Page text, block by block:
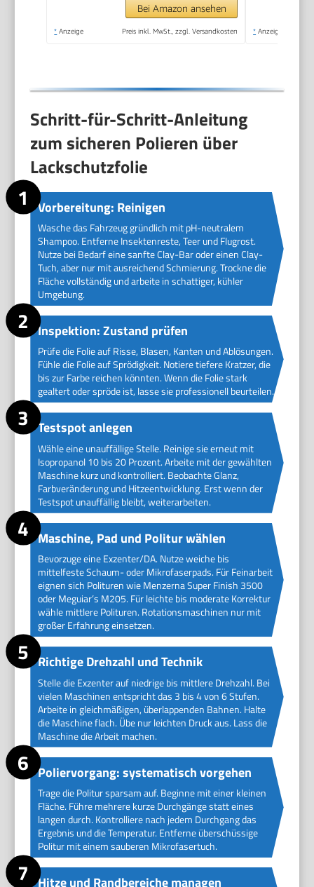
Bei Amazon ansehen
* Anzeige Preis inkl. MwSt., zzgl. Versandkosten * Anzeige
Schritt-für-Schritt-Anleitung
zum sicheren Polieren über
Lackschutzfolie
Vorbereitung: Reinigen
Wasche das Fahrzeug gründlich mit pH-neutralem
Shampoo. Entferne Insektenreste, Teer und Flugrost.
Nutze bei Bedarf eine sanfte Clay-Bar oder einen Clay-
Tuch, aber nur mit ausreichend Schmierung. Trockne die
Fläche vollständig und arbeite in schattiger, kühler
Umgebung.
Inspektion: Zustand prüfen
Prüfe die Folie auf Risse, Blasen, Kanten und Ablösungen.
Fühle die Folie auf Sprödigkeit. Notiere tiefere Kratzer, die
bis zur Farbe reichen könnten. Wenn die Folie stark
gealtert oder spröde ist, lasse sie professionell beurteilen.
Testspot anlegen
Wähle eine unauffällige Stelle. Reinige sie erneut mit
Isopropanol 10 bis 20 Prozent. Arbeite mit der gewählten
Maschine kurz und kontrolliert. Beobachte Glanz,
Farbveränderung und Hitzeentwicklung. Erst wenn der
Testspot unauffällig bleibt, weiterarbeiten.
Maschine, Pad und Politur wählen
Bevorzuge eine Exzenter/DA. Nutze weiche bis
mittelfeste Schaum- oder Mikrofaserpads. Für Feinarbeit
eignen sich Polituren wie Menzerna Super Finish 3500
oder Meguiar’s M205. Für leichte bis moderate Korrektur
wähle mittlere Polituren. Rotationsmaschinen nur mit
großer Erfahrung einsetzen.
Richtige Drehzahl und Technik
Stelle die Exzenter auf niedrige bis mittlere Drehzahl. Bei
vielen Maschinen entspricht das 3 bis 4 von 6 Stufen.
Arbeite in gleichmäßigen, überlappenden Bahnen. Halte
die Maschine flach. Übe nur leichten Druck aus. Lass die
Maschine die Arbeit machen.
Poliervorgang: systematisch vorgehen
Trage die Politur sparsam auf. Beginne mit einer kleinen
Fläche. Führe mehrere kurze Durchgänge statt eines
langen durch. Kontrolliere nach jedem Durchgang das
Ergebnis und die Temperatur. Entferne überschüssige
Politur mit einem sauberen Mikrofasertuch.
Hitze und Randbereiche managen